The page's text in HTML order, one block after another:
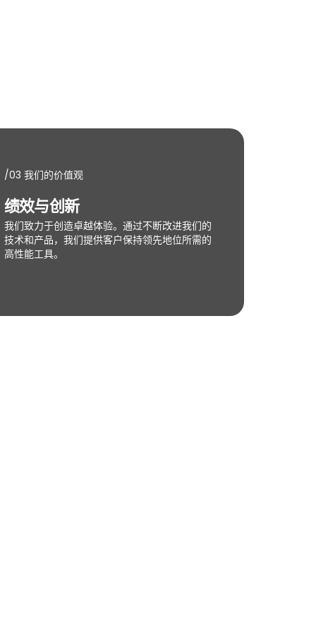
/03 我们的价值观
绩效与创新
我们致力于创造卓越体验。通过不断改进我们的
技术和产品，我们提供客户保持领先地位所需的
高性能工具。